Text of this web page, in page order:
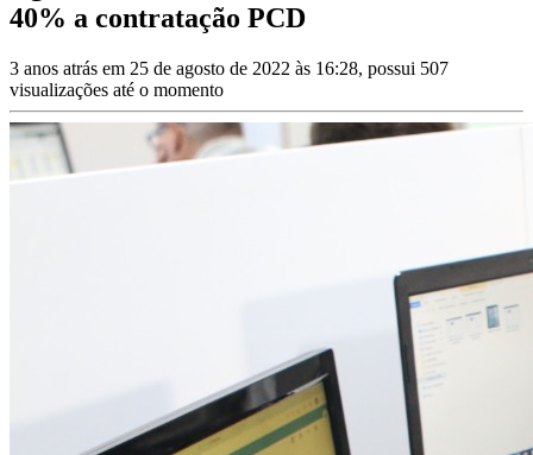
40% a contratação PCD
3 anos atrás em 25 de agosto de 2022 às 16:28, possui 507
visualizações até o momento